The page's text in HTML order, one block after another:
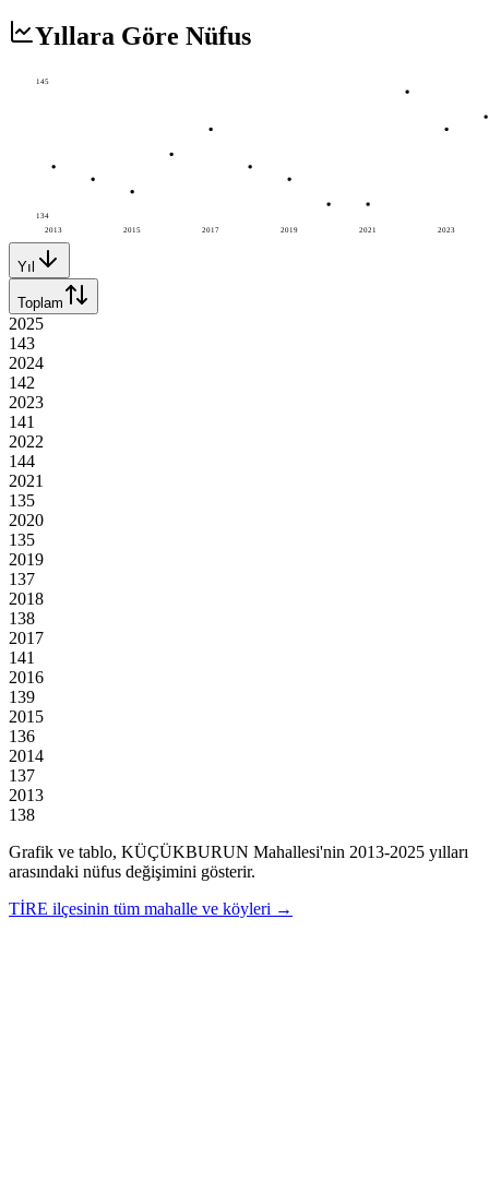
Yıllara Göre Nüfus
2013 2015 2017 2019 2021 2023
145
134
Yıl
Toplam
2025
143
2024
142
2023
141
2022
144
2021
135
2020
135
2019
137
2018
138
2017
141
2016
139
2015
136
2014
137
2013
138
Grafik ve tablo, KÜÇÜKBURUN Mahallesi'nin 2013-2025 yılları
arasındaki nüfus değişimini gösterir.
TİRE ilçesinin tüm mahalle ve köyleri →